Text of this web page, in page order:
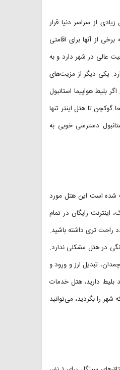
از سراسر دنیا قرار
از آنها برای اقامتی
عالی در شهر دارد و به
یکی دیگر از مزیت‌های
بلیط‌ هواپیما استانبول
بین‌المللی سابیحا گوکچن تا هتل اینتر تنها
دسترسی خوبی به
شده است این هتل مورد
اینترنت رایگان در تمام
راحت تری داشته باشید.
در هتل مشکلی ندارد.
صبحانه رایگان، نگهداری از چمدان، تبدیل ارز و ورود و
دارید، هتل خدمات
را بگردید، می‌توانید